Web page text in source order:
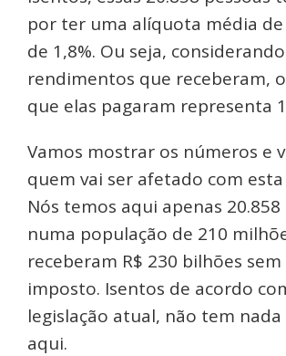
por ter uma alíquota média
de 1,8%. Ou seja,
rendimentos que receberam,
que elas pagaram representa
Vamos mostrar os números e
quem vai ser afetado com
Nós temos aqui apenas 20.858
numa população de 210
receberam R$ 230 bilhões
imposto. Isentos de acordo
legislação atual, não tem nada
aqui.